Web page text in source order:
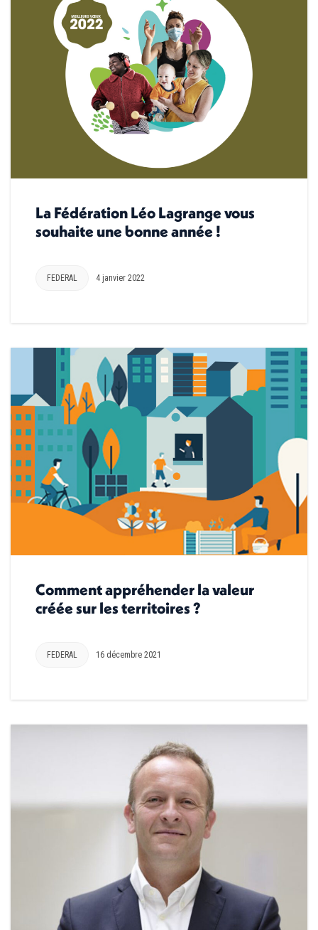
La Fédération Léo Lagrange vous
souhaite une bonne année !
FEDERAL 4 janvier 2022
Comment appréhender la valeur
créée sur les territoires ?
FEDERAL 16 décembre 2021